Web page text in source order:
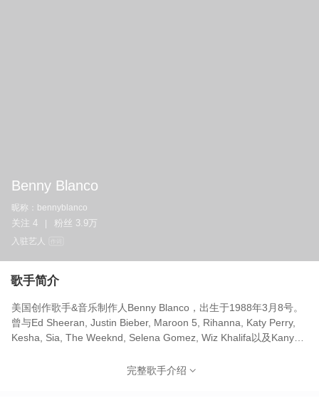
Benny Blanco
昵称： bennyblanco
关注 4 粉丝 3.9万
入驻艺人
歌手简介
美国创作歌手&音乐制作人Benny Blanco，出生于1988年3月8号。
曾与Ed Sheeran, Justin Bieber, Maroon 5, Rihanna, Katy Perry,
Kesha, Sia, The Weeknd, Selena Gomez, Wiz Khalifa以及Kanye
Interscope Records和Mad Love Records。2018年7月第一次以歌
完整歌手介绍